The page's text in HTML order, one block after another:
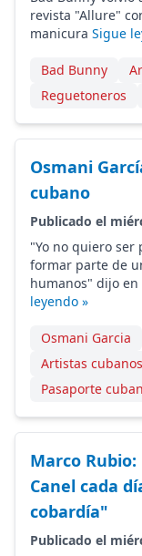
revista "Allure"
manicura Sigue
Bad Bunny
Reguetoneros
Osmani
cubano
Publicado el
"Yo no quiero ser
formar parte de
humanos" dijo en
leyendo »
Osmani Garcia
Artistas
Pasaporte
Marco
Canel cada
cobardía"
Publicado el